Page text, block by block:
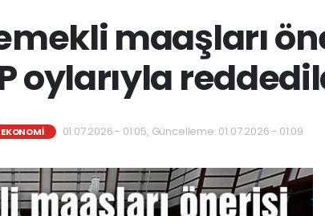
maaşları
oylarıyla
EKONOMI 01.07.2026 - 01:05, Güncelleme: 01.07.2026 - 01:09